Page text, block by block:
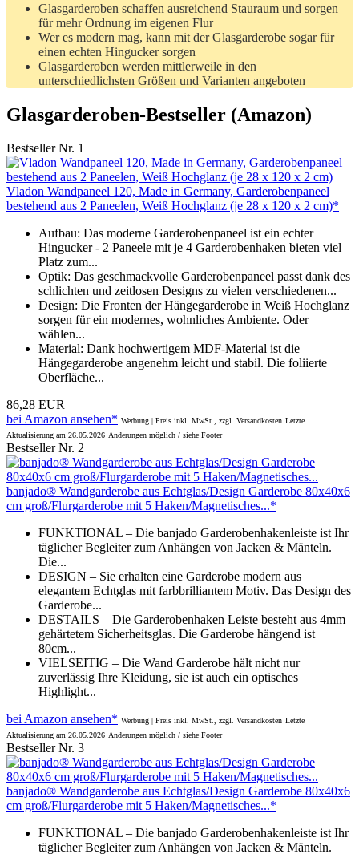
Glasgarderoben schaffen ausreichend Stauraum und sorgen
für mehr Ordnung im eigenen Flur
Wer es modern mag, kann mit der Glasgarderobe sogar für
einen echten Hingucker sorgen
Glasgarderoben werden mittlerweile in den
unterschiedlichsten Größen und Varianten angeboten
Glasgarderoben-Bestseller (Amazon)
Bestseller Nr. 1
Vladon Wandpaneel 120, Made in Germany, Garderobenpaneel
bestehend aus 2 Paneelen, Weiß Hochglanz (je 28 x 120 x 2 cm)*
Aufbau: Das moderne Garderobenpaneel ist ein echter
Hingucker - 2 Paneele mit je 4 Garderobenhaken bieten viel
Platz zum...
Optik: Das geschmackvolle Garderobenpaneel passt dank des
schlichten und zeitlosen Designs zu vielen verschiedenen...
Design: Die Fronten der Hängegarderobe in Weiß Hochglanz
sorgen für ein modernes, wohnliches Ambiente. Oder
wählen...
Material: Dank hochwertigem MDF-Material ist die
Hängegarderobe angenehm leicht und stabil. Die foliierte
Oberfläche...
86,28 EUR
bei Amazon ansehen* Werbung | Preis inkl. MwSt., zzgl. Versandkosten Letzte
Aktualisierung am 26.05.2026 Änderungen möglich / siehe Footer
Bestseller Nr. 2
banjado® Wandgarderobe aus Echtglas/Design Garderobe 80x40x6
cm groß/Flurgarderobe mit 5 Haken/Magnetisches...*
FUNKTIONAL – Die banjado Garderobenhakenleiste ist Ihr
täglicher Begleiter zum Anhängen von Jacken & Mänteln.
Die...
DESIGN – Sie erhalten eine Garderobe modern aus
elegantem Echtglas mit farbbrilliantem Motiv. Das Design des
Garderobe...
DESTAILS – Die Garderobenhaken Leiste besteht aus 4mm
gehärtetem Sicherheitsglas. Die Garderobe hängend ist
80cm...
VIELSEITIG – Die Wand Garderobe hält nicht nur
zuverlässig Ihre Kleidung, sie ist auch ein optisches
Highlight...
bei Amazon ansehen* Werbung | Preis inkl. MwSt., zzgl. Versandkosten Letzte
Aktualisierung am 26.05.2026 Änderungen möglich / siehe Footer
Bestseller Nr. 3
banjado® Wandgarderobe aus Echtglas/Design Garderobe 80x40x6
cm groß/Flurgarderobe mit 5 Haken/Magnetisches...*
FUNKTIONAL – Die banjado Garderobenhakenleiste ist Ihr
täglicher Begleiter zum Anhängen von Jacken & Mänteln.